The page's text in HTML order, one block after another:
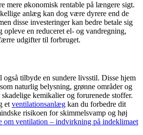
mere økonomisk rentable på længere sigt.
anlæg kan dog være dyrere end de
disse investeringer kan bedre betale sig
en reduceret el- og vandregning,
udgifter til forbruget.
også tilbyde en sundere livsstil. Disse hjem
naturlig belysning, grønne områder og
kemikalier og forurenede stoffer.
et ventilationsanlæg kan du forbedre dit
risikoen for skimmelsvamp og høj
om ventilation – indvirkning på indeklimaet